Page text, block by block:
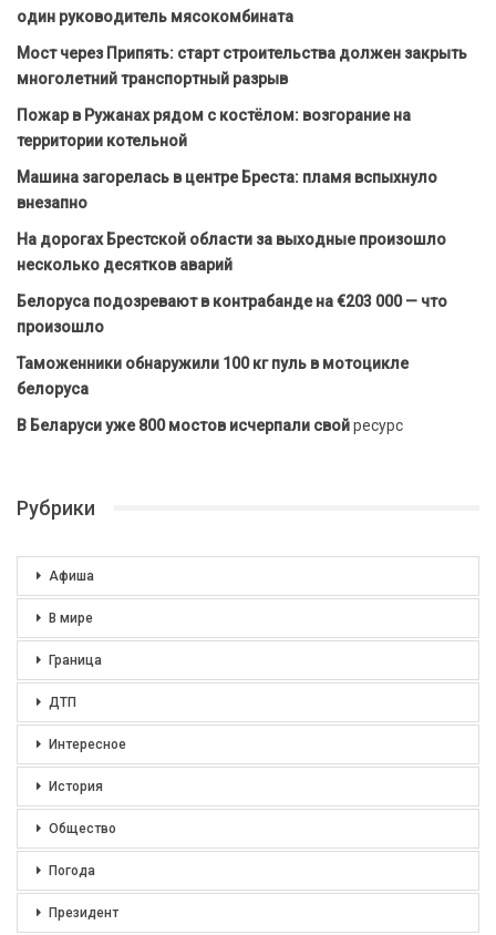
один руководитель мясокомбината
Мост через Припять: старт строительства должен закрыть
многолетний транспортный разрыв
Пожар в Ружанах рядом с костёлом: возгорание на
территории котельной
Машина загорелась в центре Бреста: пламя вспыхнуло
внезапно
На дорогах Брестской области за выходные произошло
несколько десятков аварий
Белоруса подозревают в контрабанде на €203 000 — что
произошло
Таможенники обнаружили 100 кг пуль в мотоцикле
белоруса
В Беларуси уже 800 мостов исчерпали свойресурс
Рубрики
Афиша
В мире
Граница
ДТП
Интересное
История
Общество
Погода
Президент